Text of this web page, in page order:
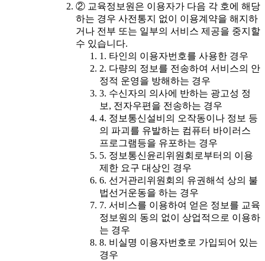
② 교육정보원은 이용자가 다음 각 호에 해당
하는 경우 사전통지 없이 이용계약을 해지하
거나 전부 또는 일부의 서비스 제공을 중지할
수 있습니다.
1. 타인의 이용자번호를 사용한 경우
2. 다량의 정보를 전송하여 서비스의 안
정적 운영을 방해하는 경우
3. 수신자의 의사에 반하는 광고성 정
보, 전자우편을 전송하는 경우
4. 정보통신설비의 오작동이나 정보 등
의 파괴를 유발하는 컴퓨터 바이러스
프로그램등을 유포하는 경우
5. 정보통신윤리위원회로부터의 이용
제한 요구 대상인 경우
6. 선거관리위원회의 유권해석 상의 불
법선거운동을 하는 경우
7. 서비스를 이용하여 얻은 정보를 교육
정보원의 동의 없이 상업적으로 이용하
는 경우
8. 비실명 이용자번호로 가입되어 있는
경우